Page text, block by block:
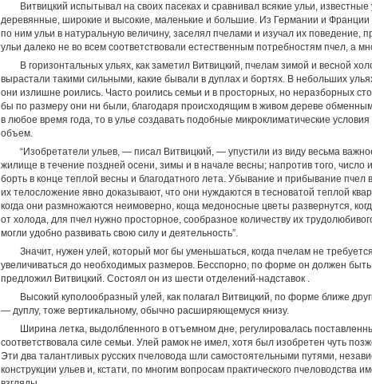
Витвицкий испытывал на своих пасеках и сравнивал всякие ульи,
деревянные, широкие и высокие, маленькие и большие. Из Германии и
по ним ульи в натуральную величину, заселял пче­лами и изучал их поведение,
ульи далеко не во всем соответствовали естест­венным потребностям пчел, а
В горизонтальных ульях, как заметил Витвицкий, пче­лам зимой и весной
вырастали такими сильными, какие бывали в дуплах и бортях. В небольших
они излишне роились. Часто роились семьи и в просторных, но неразборных
бы по размеру они ни были, благодаря про­исходящим в живом дереве
в любое время года, то в улье создавать подобные микроклиматические
объем.
“Изобретатели ульев, — писал Витвицкий, — упустили из виду весьма
жи­лище в течение поздней осени, зимы и в начале весны; на­против того, число
борть в конце теплой весны и благодатного лета. Убывание и при­бывание
их те­лосложение явно доказывают, что они нуждаются в теснова­той теплой
когда они размножаются неимоверно, коща медоносные цветы раз­вернутся,
от холода, для пчел нужно просторное, сообразное количеству их
могли удобно раз­вивать свою силу и деятельность”.
Значит, нужен улей, который мог бы уменьшаться, ког­да пчелам не
увеличиваться до необходимых размеров. Бесспорно, по форме он должен быть
предложил Витвицкий. Состоял он из шести отделе­ний-надставок .
Высокий куполообразный улей, как полагал Витвицкий, по форме ближе
— дуплу, тоже вертикальному, обычно расширяюще­муся книзу.
Ширина летка, выдолбленного в отъемном дне, регулиро­валась
соответ­ствовала силе семьи. Улей рамок не имел, хотя был изобретен чуть
Эти два талантливых русских пчеловода шли самостоятельными путями,
конструкции ульев и, кстати, по многим вопросам практического пчеловод­ства